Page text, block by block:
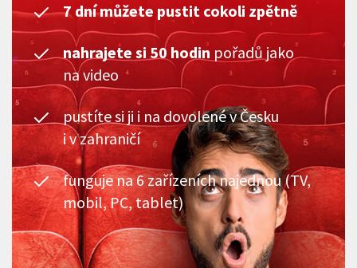
7 dní můžete pustit cokoli zpětně
nahrajete si 50 hodin pořadů jako
na video
pustíte si ji i na dovolené v Česku
i v zahraničí
funguje na 6 zařízeních najednou (TV,
mobil, PC, tablet)